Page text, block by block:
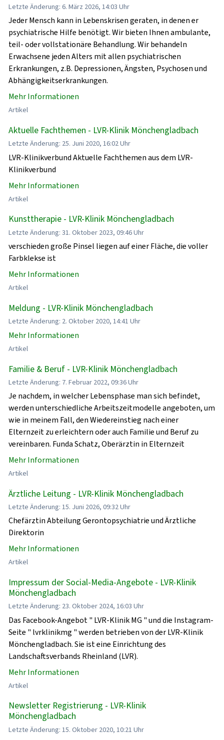
Letzte Änderung: 6. März 2026, 14:03 Uhr
Jeder Mensch kann in Lebenskrisen geraten, in denen er
psychiatrische Hilfe benötigt. Wir bieten Ihnen ambulante,
teil- oder vollstationäre Behandlung. Wir behandeln
Erwachsene jeden Alters mit allen psychiatrischen
Erkrankungen, z.B. Depressionen, Ängsten, Psychosen und
Abhängigkeitserkrankungen.
Mehr Informationen
Artikel
Aktuelle Fachthemen - LVR-Klinik Mönchengladbach
Letzte Änderung: 25. Juni 2020, 16:02 Uhr
LVR-Klinikverbund Aktuelle Fachthemen aus dem LVR-
Klinikverbund
Mehr Informationen
Artikel
Kunsttherapie - LVR-Klinik Mönchengladbach
Letzte Änderung: 31. Oktober 2023, 09:46 Uhr
verschieden große Pinsel liegen auf einer Fläche, die voller
Farbklekse ist
Mehr Informationen
Artikel
Meldung - LVR-Klinik Mönchengladbach
Letzte Änderung: 2. Oktober 2020, 14:41 Uhr
Mehr Informationen
Artikel
Familie & Beruf - LVR-Klinik Mönchengladbach
Letzte Änderung: 7. Februar 2022, 09:36 Uhr
Je nachdem, in welcher Lebensphase man sich befindet,
werden unterschiedliche Arbeitszeitmodelle angeboten, um
wie in meinem Fall, den Wiedereinstieg nach einer
Elternzeit zu erleichtern oder auch Familie und Beruf zu
vereinbaren. Funda Schatz, Oberärztin in Elternzeit
Mehr Informationen
Artikel
Ärztliche Leitung - LVR-Klinik Mönchengladbach
Letzte Änderung: 15. Juni 2026, 09:32 Uhr
Chefärztin Abteilung Gerontopsychiatrie und Ärztliche
Direktorin
Mehr Informationen
Artikel
Impressum der Social-Media-Angebote - LVR-Klinik
Mönchengladbach
Letzte Änderung: 23. Oktober 2024, 16:03 Uhr
Das Facebook-Angebot " LVR-Klinik MG " und die Instagram-
Seite " lvrklinikmg " werden betrieben von der LVR-Klinik
Mönchengladbach. Sie ist eine Einrichtung des
Landschaftsverbands Rheinland (LVR).
Mehr Informationen
Artikel
Newsletter Registrierung - LVR-Klinik
Mönchengladbach
Letzte Änderung: 15. Oktober 2020, 10:21 Uhr